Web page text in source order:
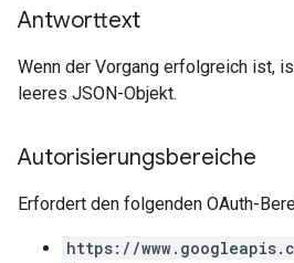
Antworttext
Wenn der Vorgang erfolgreich ist,
leeres JSON-Objekt.
Autorisierungsbereiche
Erfordert den folgenden OAuth-
https://